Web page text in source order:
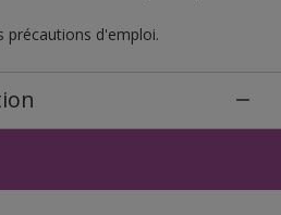
précautions d'emploi.